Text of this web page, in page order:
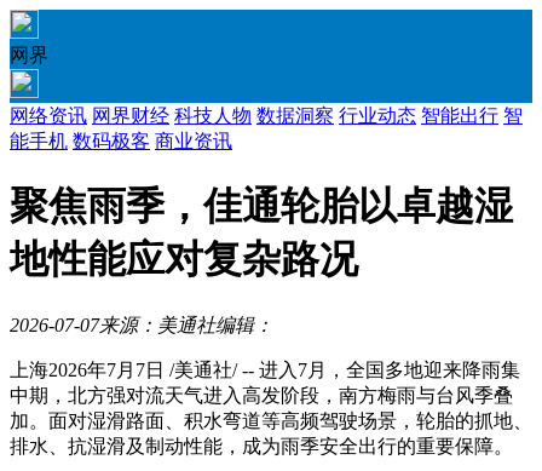
网界
网络资讯 网界财经 科技人物 数据洞察 行业动态 智能出行 智
能手机 数码极客 商业资讯
聚焦雨季，佳通轮胎以卓越湿
地性能应对复杂路况
2026-07-07来源：美通社编辑：
上海2026年7月7日 /美通社/ -- 进入7月，全国多地迎来降雨集
中期，北方强对流天气进入高发阶段，南方梅雨与台风季叠
加。面对湿滑路面、积水弯道等高频驾驶场景，轮胎的抓地、
排水、抗湿滑及制动性能，成为雨季安全出行的重要保障。